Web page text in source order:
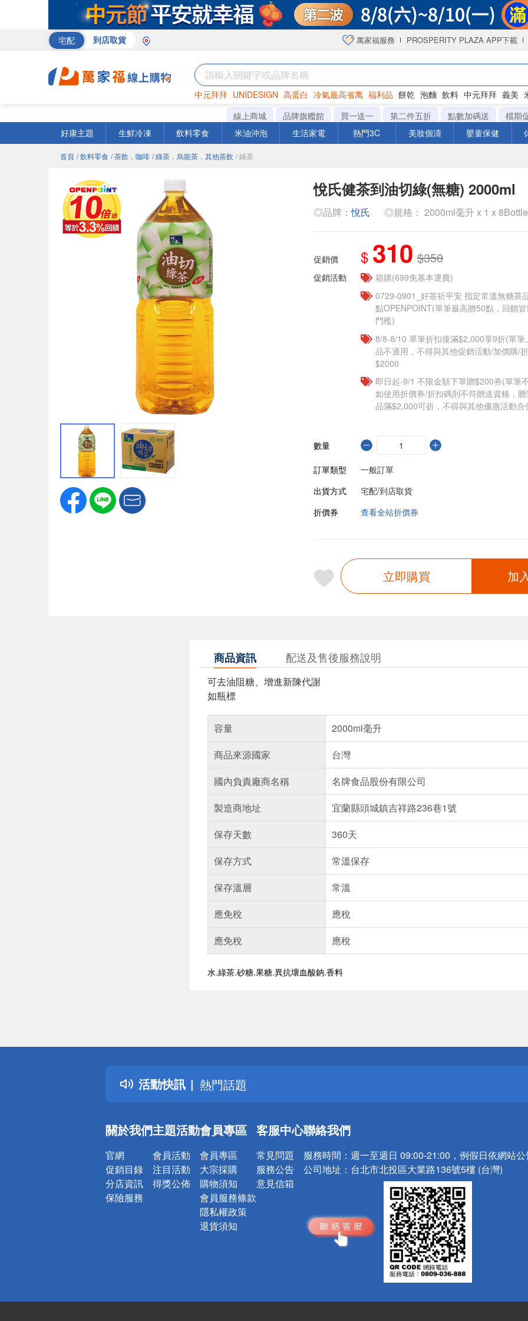
宅配 到店取貨 萬家福服務 PROSPERITY PLAZA APP下載
中元拜拜 UNIDESIGN 高蛋白 冷氣最高省萬 福利品 餅乾 泡麵 飲料 中元拜拜 義美
罐頭 咖啡 海苔
線上商城 品牌旗艦館 買一送一 第二件五折 點數加碼送
檔期
好康主題
生鮮冷凍 飲料零食 米油沖泡 生活家電 熱門3C 美妝個清 嬰童保健
首頁 / 飲料零食 / 茶飲．咖啡 / 綠茶．烏龍茶．其他茶飲 / 綠茶
悅氏健茶到油切綠(無糖) 2000ml
◎品牌：悅氏 ◎規格： 2000ml毫升 x 1 x
促銷價 $ 310 $350
促銷活動
箱購(699免基本運費)
​​0729-0901_好茶祈平安 指定常溫無糖茶
點OPENPOINT(單筆最高贈50點，回饋
門檻)
8/8-8/10 單筆折扣後滿$2,000享9折(單
品不適用，不得與其他促銷活動/加價購/
$2000
即日起-9/1 不限金額下單贈$200券(單筆
如使用折價券/折扣碼則不符贈送資格，
品滿$2,000可折，不得與其他優惠活動合
數量
訂單類型
一般訂單
出貨方式
宅配/到店取貨
折價券
查看全站折價券
立即購買 加
商品資訊 配送及售後服務說明
可去油阻糖、增進新陳代謝
如瓶標
容量
2000ml毫升
商品來源國家
台灣
國內負責廠商名稱
名牌食品股份有限公司
製造商地址
宜蘭縣頭城鎮吉祥路236巷1號
保存天數
360天
保存方式
常溫保存
保存溫層
常溫
應免稅
應稅
應免稅
應稅
水.綠茶.砂糖.果糖.異抗壞血酸鈉.香料
活動快訊
詐騙網頁！請小心！
得獎公告
熱門話題
銀行優惠
詐騙網頁！請小心！
關於我們
官網
促銷目錄
分店資訊
保險服務
主題活動
會員活動
注目活動
得獎公佈
會員專區
會員專區
大宗採購
購物須知
會員服務條款
隱私權政策
退貨須知
客服中心
常見問題
服務公告
意見信箱
聯絡我們
服務時間： 週一至週日 09:00-21:00，例假日依網站
公司地址： 台北市北投區大業路136號5樓 (台灣)